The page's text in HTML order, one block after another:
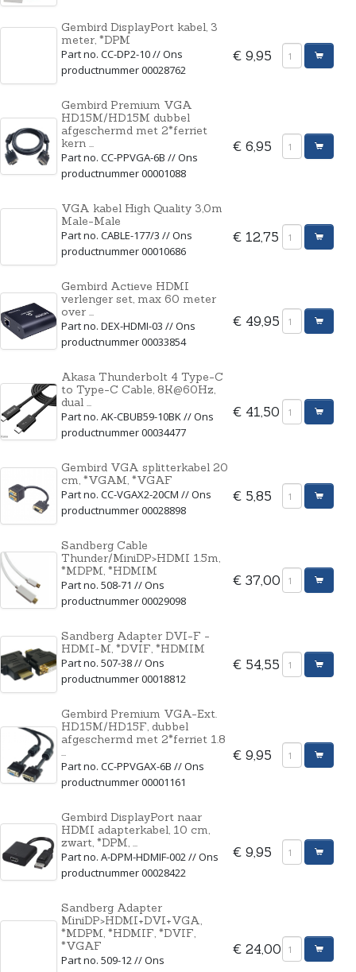
Gembird DisplayPort kabel, 3
meter, *DPM
Part no. CC-DP2-10 // Ons
productnummer 00028762
€ 9,95
Gembird Premium VGA
HD15M/HD15M dubbel
afgeschermd met 2*ferriet
kern ...
Part no. CC-PPVGA-6B // Ons
productnummer 00001088
€ 6,95
VGA kabel High Quality 3,0m
Male-Male
Part no. CABLE-177/3 // Ons
productnummer 00010686
€ 12,75
Gembird Actieve HDMI
verlenger set, max 60 meter
over ...
Part no. DEX-HDMI-03 // Ons
productnummer 00033854
€ 49,95
Akasa Thunderbolt 4 Type-C
to Type-C Cable, 8K@60Hz,
dual ...
Part no. AK-CBUB59-10BK // Ons
productnummer 00034477
€ 41,50
Gembird VGA splitterkabel 20
cm, *VGAM, *VGAF
Part no. CC-VGAX2-20CM // Ons
productnummer 00028898
€ 5,85
Sandberg Cable
Thunder/MiniDP>HDMI 1.5m,
*MDPM, *HDMIM
Part no. 508-71 // Ons
productnummer 00029098
€ 37,00
Sandberg Adapter DVI-F -
HDMI-M, *DVIF, *HDMIM
Part no. 507-38 // Ons
productnummer 00018812
€ 54,55
Gembird Premium VGA-Ext.
HD15M/HD15F, dubbel
afgeschermd met 2*ferriet 1.8
...
Part no. CC-PPVGAX-6B // Ons
productnummer 00001161
€ 9,95
Gembird DisplayPort naar
HDMI adapterkabel, 10 cm,
zwart, *DPM, ...
Part no. A-DPM-HDMIF-002 // Ons
productnummer 00028422
€ 9,95
Sandberg Adapter
MiniDP>HDMI+DVI+VGA,
*MDPM, *HDMIF, *DVIF,
*VGAF
Part no. 509-12 // Ons
€ 24,00